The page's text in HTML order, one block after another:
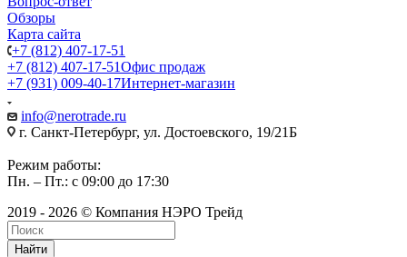
Обзоры
Карта сайта
+7 (812) 407-17-51
+7 (812) 407-17-51Офис продаж
+7 (931) 009-40-17Интернет-магазин
info@nerotrade.ru
г. Санкт-Петербург, ул. Достоевского, 19/21Б
Режим работы:
Пн. – Пт.: с 09:00 до 17:30
2019 - 2026 © Компания НЭРО Трейд
Найти